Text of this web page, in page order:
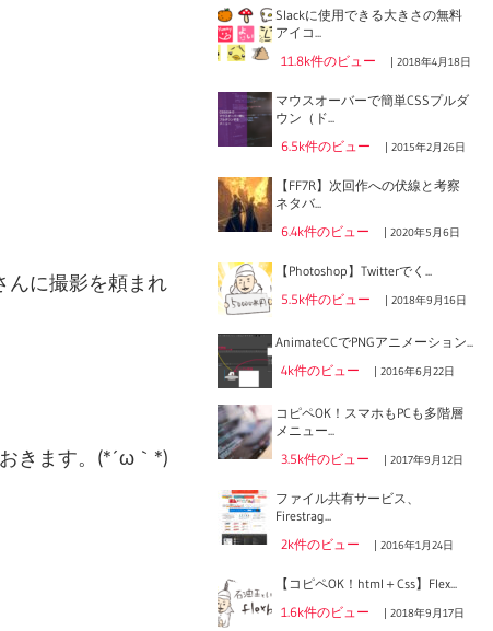
んに撮影を頼まれ
きます。(*´ω｀*)
Slackに使用できる大きさの無料
アイコ...
11.8k件のビュー |2018年4月18日
マウスオーバーで簡単CSSプルダ
ウン（ド...
6.5k件のビュー |2015年2月26日
【FF7R】次回作への伏線と考察
ネタバ...
6.4k件のビュー |2020年5月6日
【Photoshop】Twitterでく...
5.5k件のビュー |2018年9月16日
AnimateCCでPNGアニメーション...
4k件のビュー |2016年6月22日
コピペOK！スマホもPCも多階層
メニュー...
3.5k件のビュー |2017年9月12日
ファイル共有サービス、
Firestrag...
2k件のビュー |2016年1月24日
【コピペOK！html＋Css】Flex...
1.6k件のビュー |2018年9月17日